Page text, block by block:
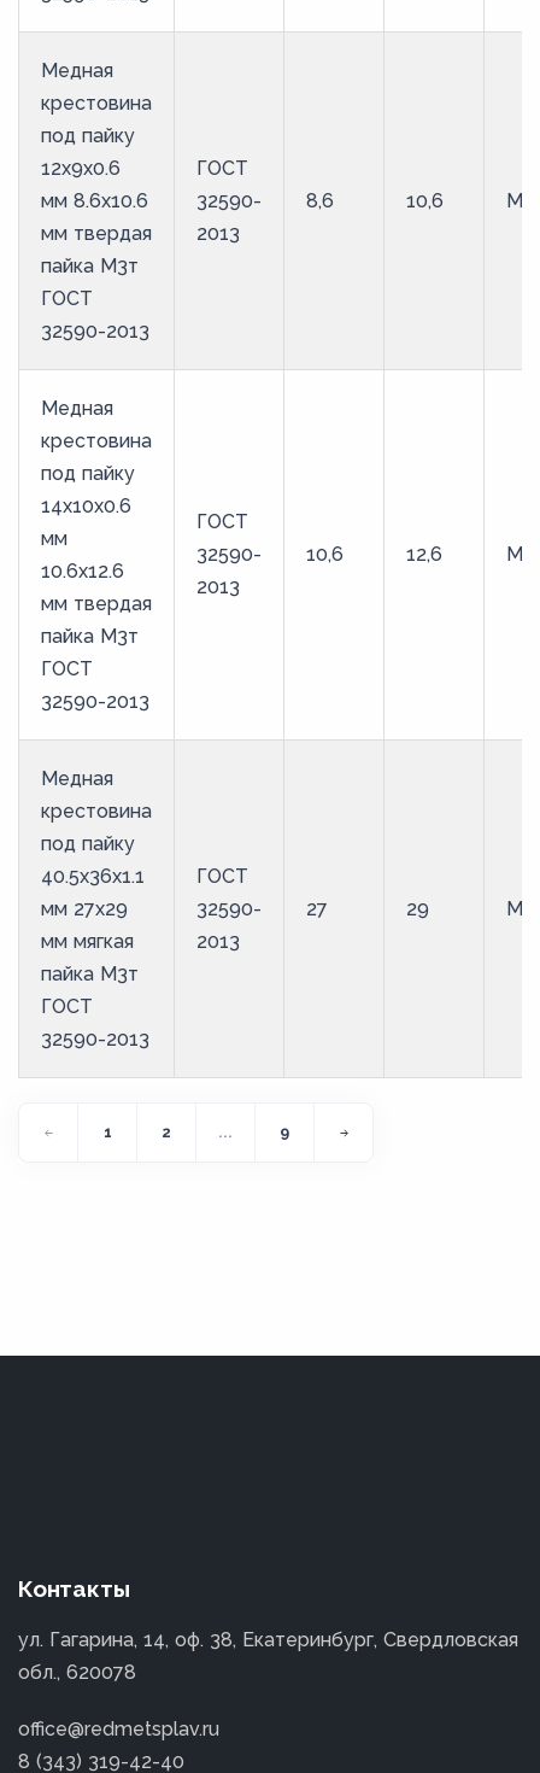
Медная
крестовина
под пайку
12х9х0.6
мм 8.6х10.6
мм твердая
пайка М3т
ГОСТ
32590-2013
ГОСТ
32590-
2013
8,6 10,6
Медная
крестовина
под пайку
14х10х0.6
мм
10.6х12.6
мм твердая
пайка М3т
ГОСТ
32590-2013
ГОСТ
32590-
2013
10,6 12,6
Медная
крестовина
под пайку
40.5х36х1.1
мм 27х29
мм мягкая
пайка М3т
ГОСТ
32590-2013
ГОСТ
32590-
2013
27 29
1 2 ... 9
Контакты
ул. Гагарина, 14, оф. 38, Екатеринбург, Свердловская
обл., 620078
office@redmetsplav.ru
8 (343) 319-42-40